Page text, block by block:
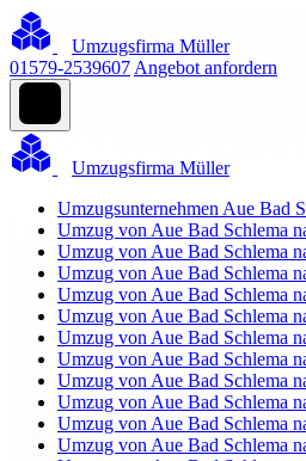
Umzugsfirma Müller
01579-2539607 Angebot anfordern
Umzugsfirma Müller
Umzugsunternehmen Aue Bad
Umzug von Aue Bad Schlema
Umzug von Aue Bad Schlema
Umzug von Aue Bad Schlema
Umzug von Aue Bad Schlema
Umzug von Aue Bad Schlema
Umzug von Aue Bad Schlema
Umzug von Aue Bad Schlema
Umzug von Aue Bad Schlema
Umzug von Aue Bad Schlema
Umzug von Aue Bad Schlema
Umzug von Aue Bad Schlema